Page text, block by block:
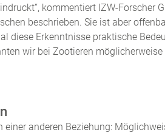
kommentiert IZW-Forscher
beschrieben. Sie ist aber
diese Erkenntnisse praktische
wir bei Zootieren
einer anderen Beziehung: